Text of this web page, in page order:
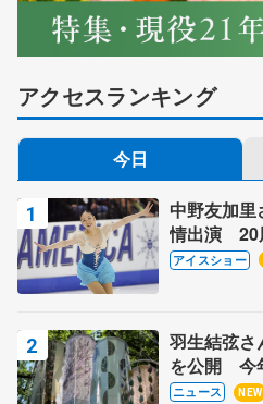
アクセスランキング
今日
中野友加
情出演 20
ス」 宮本
アイスショー
羽生結弦さ
を公開 今
の瑞鳳殿
ニュース NEW